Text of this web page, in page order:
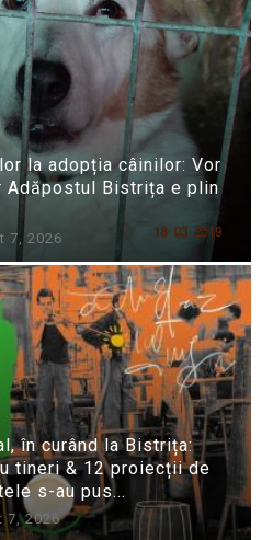
la adopția câinilor: Vor
Adăpostul Bistrița e plin
7, 2026
în curând la Bistrița:
tineri & 12 proiecții de
s-au pus...
7, 2026